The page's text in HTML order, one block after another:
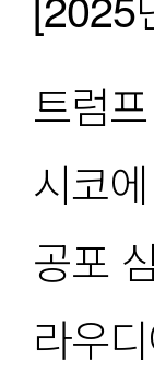
트럼
시코
공포
라우